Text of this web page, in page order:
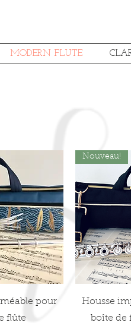
MODERN FLUTE
pour
flûte
Nouveau!
Housse
boîte de